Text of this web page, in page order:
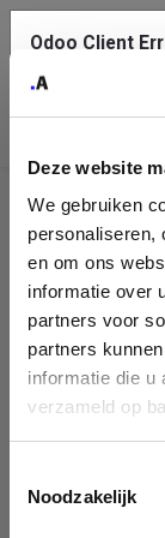
Deze website
We gebruiken
personaliseren,
en om ons
informatie over
partners voor
partners
informatie die u
verzameld op
Noodzakelijk
Company
Please fill in
You can search a
enterprise ID.
form. If you don't
Odoo Client
service.
See details
Ok